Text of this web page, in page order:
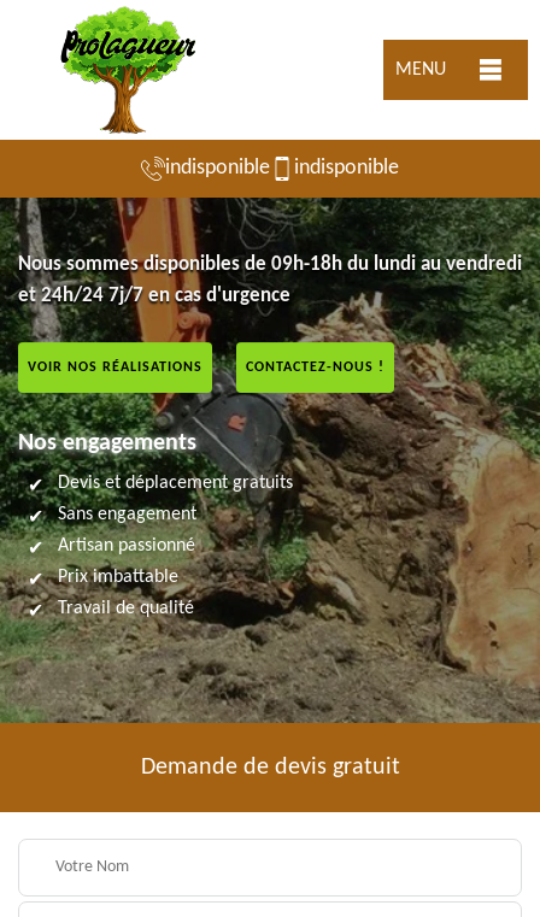
MENU
indisponible indisponible
Nous sommes disponibles de 09h-18h du lundi au vendredi
et 24h/24 7j/7 en cas d'urgence
VOIR NOS RÉALISATIONS CONTACTEZ-NOUS !
Nos engagements
Devis et déplacement gratuits
Sans engagement
Artisan passionné
Prix imbattable
Travail de qualité
Demande de devis gratuit